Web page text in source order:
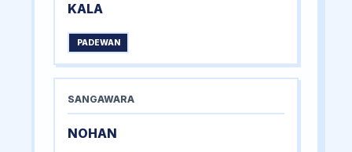
KALA
PADEWAN
SANGAWARA
NOHAN